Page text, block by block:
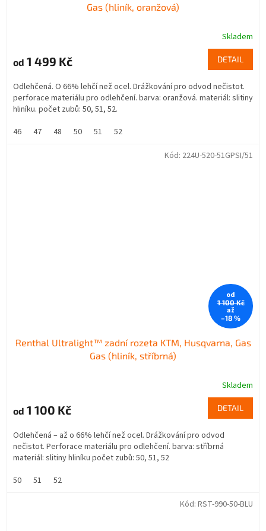
Gas (hliník, oranžová)
Skladem
od 1 499 Kč DETAIL
Odlehčená. O 66% lehčí než ocel. Drážkování pro odvod nečistot.
perforace materiálu pro odlehčení. barva: oranžová. materiál: slitiny
hliníku. počet zubů: 50, 51, 52.
46
47 48 50 51 52
od
1 100 Kč
až
–18 %
Renthal Ultralight™ zadní rozeta KTM, Husqvarna, Gas
Gas (hliník, stříbrná)
Skladem
od 1 100 Kč DETAIL
Odlehčená – až o 66% lehčí než ocel. Drážkování pro odvod
nečistot. Perforace materiálu pro odlehčení. barva: stříbrná
materiál: slitiny hliníku počet zubů: 50, 51, 52
50
51 52
Kód: 224U-520-51GPSI/51
Kód: RST-990-50-BLU